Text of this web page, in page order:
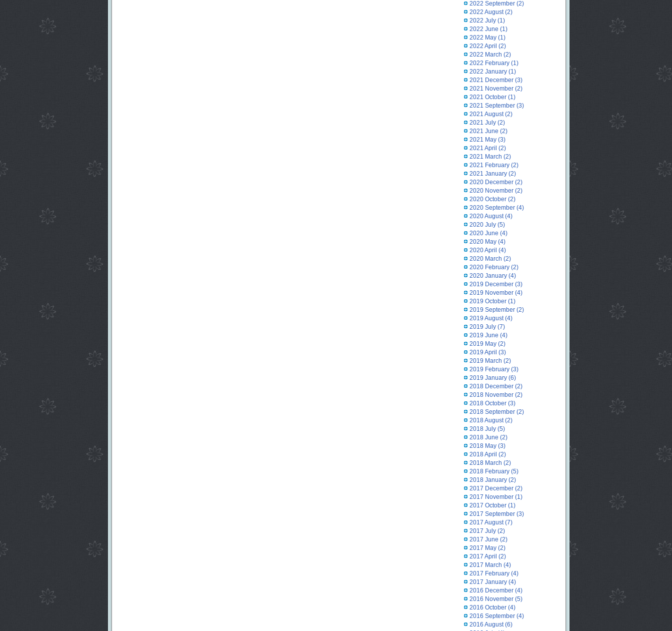
2022 September(2)
2022 August(2)
2022 July(1)
2022 June (1)
2022 May(1)
2022 April (2)
2022 March (2)
2022 February(1)
2022 January(1)
2021 December(3)
2021 November(2)
2021 October(1)
2021 September(3)
2021 August(2)
2021 July(2)
2021 June (2)
2021 May(3)
2021 April (2)
2021 March (2)
2021 February(2)
2021 January(2)
2020 December(2)
2020 November(2)
2020 October(2)
2020 September(4)
2020 August(4)
2020 July(5)
2020 June (4)
2020 May(4)
2020 April (4)
2020 March (2)
2020 February(2)
2020 January(4)
2019 December(3)
2019 November(4)
2019 October(1)
2019 September(2)
2019 August(4)
2019 July(7)
2019 June (4)
2019 May(2)
2019 April (3)
2019 March (2)
2019 February(3)
2019 January(6)
2018 December(2)
2018 November(2)
2018 October(3)
2018 September(2)
2018 August(2)
2018 July(5)
2018 June (2)
2018 May(3)
2018 April (2)
2018 March (2)
2018 February(5)
2018 January(2)
2017 December(2)
2017 November(1)
2017 October(1)
2017 September(3)
2017 August(7)
2017 July(2)
2017 June (2)
2017 May(2)
2017 April (2)
2017 March (4)
2017 February(4)
2017 January(4)
2016 December(4)
2016 November(5)
2016 October(4)
2016 September(4)
2016 August(6)